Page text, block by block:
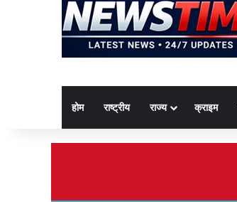
होम राष्ट्रीय राज्य क्राइम